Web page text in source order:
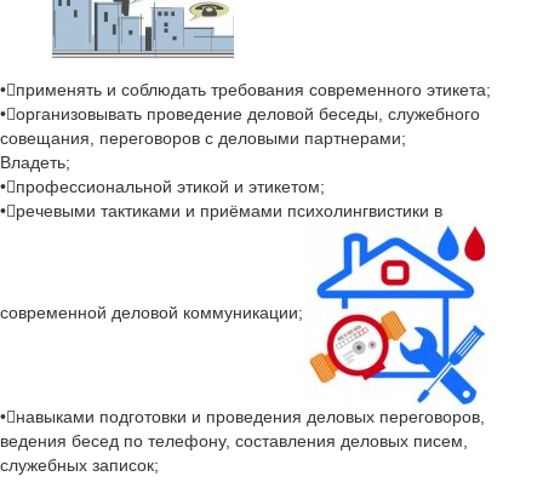
•применять и соблюдать требования современного этикета;
•организовывать проведение деловой беседы, служебного
совещания, переговоров с деловыми партнерами;
Владеть;
•профессиональной этикой и этикетом;
•речевыми тактиками и приёмами психолингвистики в
современной деловой коммуникации;
•навыками подготовки и проведения деловых переговоров,
ведения бесед по телефону, составления деловых писем,
служебных записок;